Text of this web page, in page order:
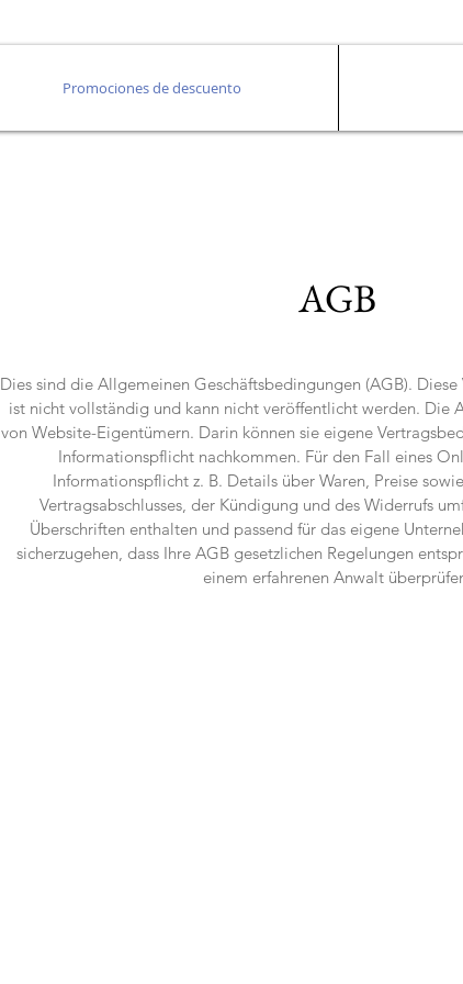
Promociones de descuento
AGB
Dies sind die Allgemeinen Geschäftsbedingungen (AGB).
ist nicht vollständig und kann nicht veröffentlicht werden. Die
von Website-Eigentümern. Darin können sie eigene
Informationspflicht nachkommen. Für den Fall eines
Informationspflicht z. B. Details über Waren, Preise
Vertragsabschlusses, der Kündigung und des Widerrufs
Überschriften enthalten und passend für das eigene
sicherzugehen, dass Ihre AGB gesetzlichen Regelungen
einem erfahrenen Anwalt